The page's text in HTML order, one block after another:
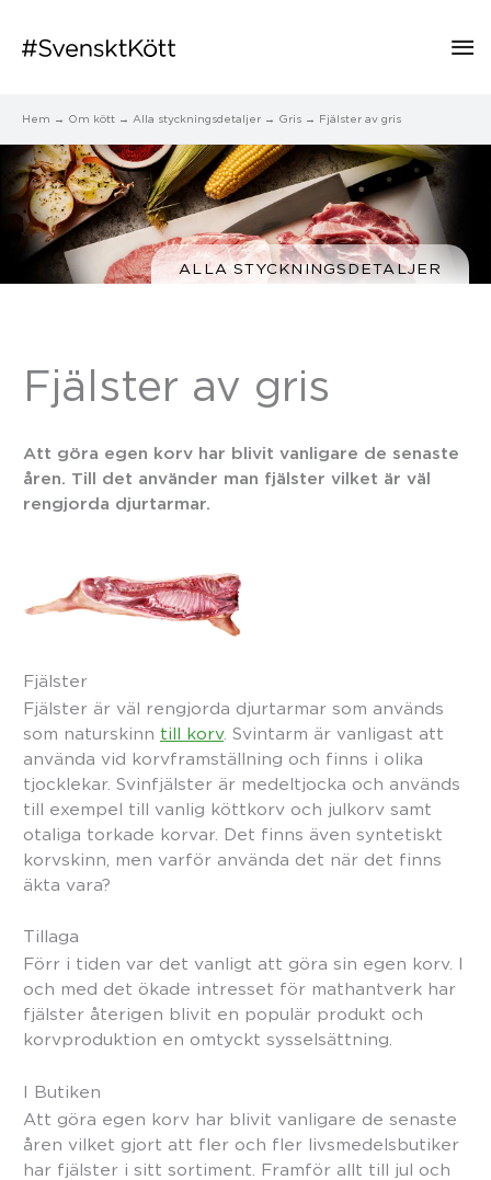
Hem Om kött Alla styckningsdetaljer Gris Fjälster av gris
ALLA STYCKNINGSDETALJER
Fjälster av gris
Att göra egen korv har blivit vanligare de senaste
åren. Till det använder man fjälster vilket är väl
rengjorda djurtarmar.
Fjälster
Fjälster är väl rengjorda djurtarmar som används
som naturskinn till korv. Svintarm är vanligast att
använda vid korvframställning och finns i olika
tjocklekar. Svinfjälster är medeltjocka och används
till exempel till vanlig köttkorv och julkorv samt
otaliga torkade korvar. Det finns även syntetiskt
korvskinn, men varför använda det när det finns
äkta vara?
Tillaga
Förr i tiden var det vanligt att göra sin egen korv. I
och med det ökade intresset för mathantverk har
fjälster återigen blivit en populär produkt och
korvproduktion en omtyckt sysselsättning.
I Butiken
Att göra egen korv har blivit vanligare de senaste
åren vilket gjort att fler och fler livsmedelsbutiker
har fjälster i sitt sortiment. Framför allt till jul och